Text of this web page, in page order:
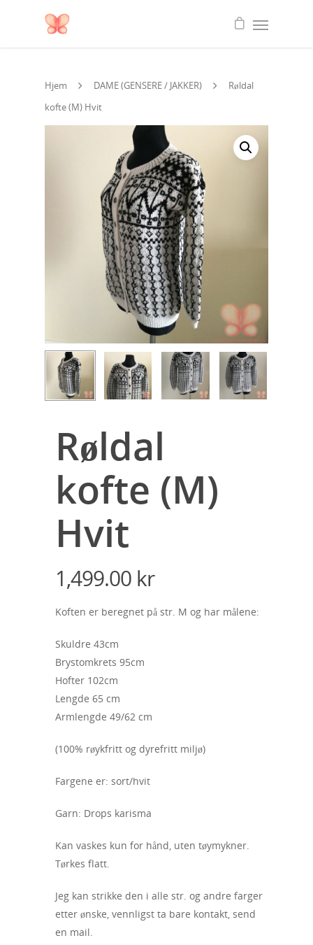
Hjem DAME (GENSERE / JAKKER)
Røldal
kofte (M) Hvit
Røldal
kofte (M)
Hvit
1,499.00 kr
Koften er beregnet på str. M og har målene:
Skuldre 43cm
Brystomkrets 95cm
Hofter 102cm
Lengde 65 cm
Armlengde 49/62 cm
(100% røykfritt og dyrefritt miljø)
Fargene er: sort/hvit
Garn: Drops karisma
Kan vaskes kun for hånd, uten tøymykner.
Tørkes flatt.
Jeg kan strikke den i alle str. og andre farger
etter ønske, vennligst ta bare kontakt, send
en mail.